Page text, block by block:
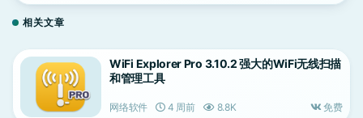
相关文章
WiFi Explorer Pro 3.10.2 强大的WiFi无线扫描
和管理工具
网络软件 4 周前 8.8K 免费